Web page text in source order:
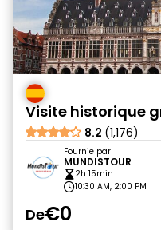
Visite historique
8.2 (1,176)
Fournie par
MUNDISTOUR
2h 15min
10:30 AM, 2:00 PM
De€0